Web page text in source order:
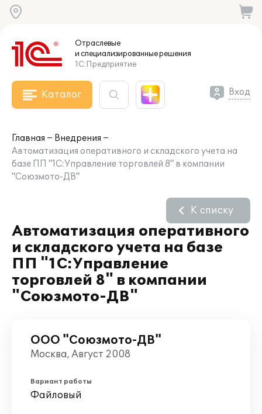
Отраслевые
и специализированныерешения
1С:Предприятие
Каталог Вход
Главная
Внедрения
Автоматизация оперативного и складского учета на
базе ПП "1С:Управление торговлей 8" в компании
"Союзмото-ДВ"
Автоматизация оперативного
и складского учета на базе
ПП "1С:Управление
торговлей 8" в компании
"Союзмото-ДВ"
К списку
ООО "Союзмото-ДВ"
Москва, Август 2008
Вариант работы
Файловый